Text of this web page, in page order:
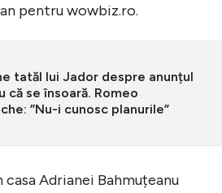
pentru wowbiz.ro.
tatăl lui Jador despre anunțul
că se însoară. Romeo
”Nu-i cunosc planurile”
Adrianei Bahmuțeanu